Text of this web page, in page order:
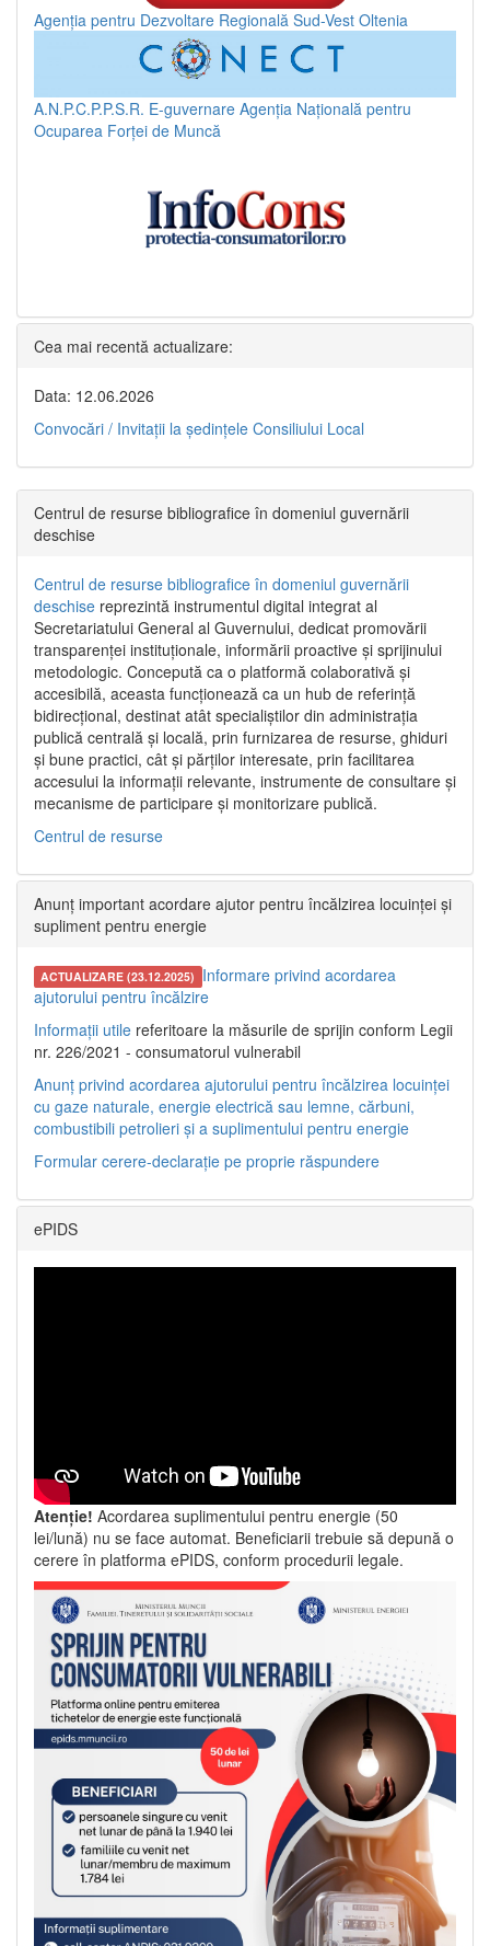
Agenția pentru Dezvoltare Regională Sud-Vest Oltenia
A.N.P.C.P.P.S.R. E-guvernare Agenția Națională pentru
Ocuparea Forței de Muncă
Cea mai recentă actualizare:
Data: 12.06.2026
Convocări / Invitaţii la şedinţele Consiliului Local
Centrul de resurse bibliografice în domeniul guvernării
deschise
Centrul de resurse bibliografice în domeniul guvernării
deschise reprezintă instrumentul digital integrat al
Secretariatului General al Guvernului, dedicat promovării
transparenței instituționale, informării proactive și sprijinului
metodologic. Concepută ca o platformă colaborativă și
accesibilă, aceasta funcționează ca un hub de referință
bidirecțional, destinat atât specialiștilor din administrația
publică centrală și locală, prin furnizarea de resurse, ghiduri
și bune practici, cât și părților interesate, prin facilitarea
accesului la informații relevante, instrumente de consultare și
mecanisme de participare și monitorizare publică.
Centrul de resurse
Anunț important acordare ajutor pentru încălzirea locuinței și
supliment pentru energie
ACTUALIZARE (23.12.2025) Informare privind acordarea
ajutorului pentru încălzire
Informații utile referitoare la măsurile de sprijin conform Legii
nr. 226/2021 - consumatorul vulnerabil
Anunț privind acordarea ajutorului pentru încălzirea locuinței
cu gaze naturale, energie electrică sau lemne, cărbuni,
combustibili petrolieri și a suplimentului pentru energie
Formular cerere-declarație pe proprie răspundere
ePIDS
Atenție! Acordarea suplimentului pentru energie (50
lei/lună) nu se face automat. Beneficiarii trebuie să depună o
cerere în platforma ePIDS, conform procedurii legale.